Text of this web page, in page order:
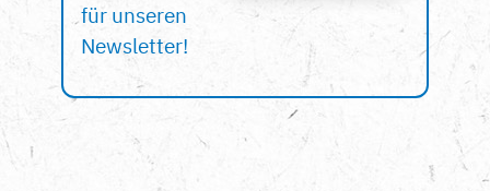
für unseren
Newsletter!